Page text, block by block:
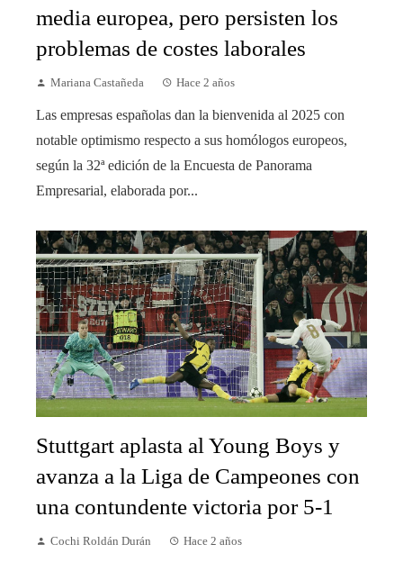
media europea, pero persisten los
problemas de costes laborales
Mariana Castañeda Hace 2 años
Las empresas españolas dan la bienvenida al 2025 con
notable optimismo respecto a sus homólogos europeos,
según la 32ª edición de la Encuesta de Panorama
Empresarial, elaborada por...
Stuttgart aplasta al Young Boys y
avanza a la Liga de Campeones con
una contundente victoria por 5-1
Cochi Roldán Durán Hace 2 años